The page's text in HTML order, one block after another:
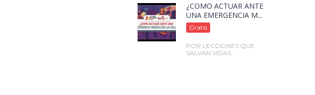
¿CÓMO ACTUAR ANTE
UNA EMERGENCIA M...
Gratis
POR LECCIONES QUE
SALVAN VIDAS